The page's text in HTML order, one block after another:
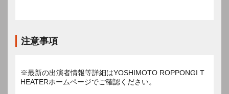
注意事項
※最新の出演者情報等詳細はYOSHIMOTO ROPPONGI T
HEATERホームページでご確認ください。